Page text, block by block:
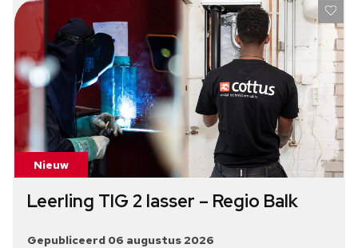
Nieuw
Leerling TIG 2 lasser – Regio Balk
Gepubliceerd 06 augustus 2026